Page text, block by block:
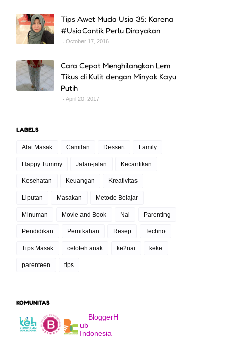
Tips Awet Muda Usia 35: Karena
#UsiaCantik Perlu Dirayakan
October 17, 2016
Cara Cepat Menghilangkan Lem
Tikus di Kulit dengan Minyak Kayu
Putih
April 20, 2017
LABELS
Alat Masak Camilan Dessert Family
Happy Tummy Jalan-jalan Kecantikan
Kesehatan Keuangan Kreativitas
Liputan Masakan Metode Belajar
Minuman Movie and Book Nai Parenting
Pendidikan Pernikahan Resep Techno
Tips Masak celoteh anak ke2nai keke
parenteen tips
KOMUNITAS